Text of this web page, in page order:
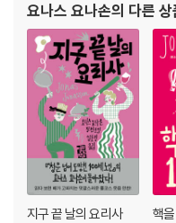
빨려 들어가게 한다. 계속되는
느껴지기도 하지만, 쉴 새 없
란 무엇인지, 종교란 무엇인
각하게 되는, 가볍게 읽히지만
요나스 요나손의 다른 상
지구 끝 날의 요리사
핵